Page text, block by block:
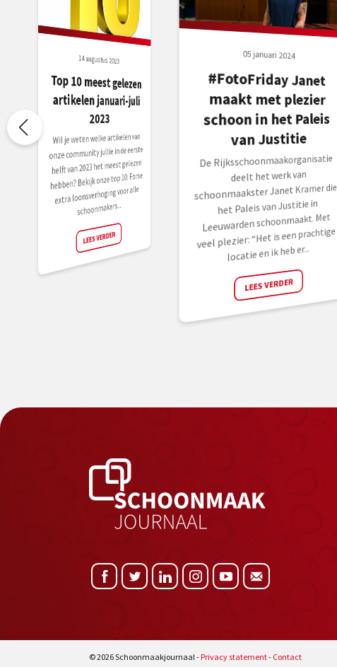
14 augustus 2023
Top 10 meest gelezen
artikelen januari-juli
2023
Wil je weten welke artikelen van
onze community jullie in de eerste
helft van 2023 het meest gelezen
hebben? Bekijk onze top 10: Forse
extra loonsverhoging voor alle
schoonmakers...
LEES VERDER
05 januari 2024
#FotoFriday Janet
maakt met plezier
schoon in het Paleis
van Justitie
De Rijksschoonmaakorganisatie
deelt het werk van
schoonmaakster Janet Kramer die
het Paleis van Justitie in
Leeuwarden schoonmaakt. Met
veel plezier: “Het is een prachtige
locatie en ik heb er...
LEES VERDER
© 2026 Schoonmaakjournaal - Privacy statement- Contact